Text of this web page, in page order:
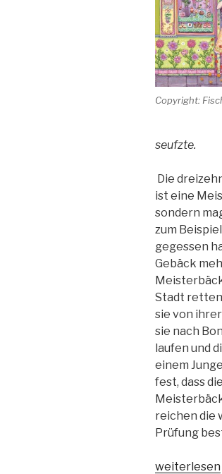
Copyright:
seufzte.
Die
ist eine
sondern
zum
gegessen
Gebäck
Stadt retten
sie von
sie nach
laufen und
einem
fest, dass
reichen die
Prüfung
„Die
weiterlesen